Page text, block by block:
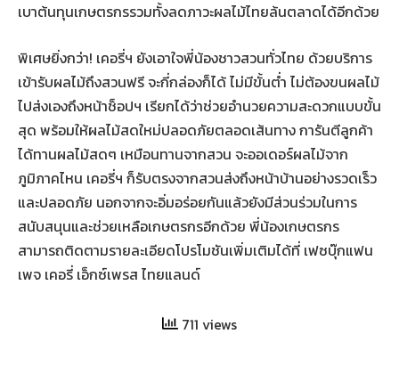
เบาต้นทุนเกษตรกรรวมทั้งลดภาวะผลไม้ไทยล้นตลาดได้อีกด้วย
พิเศษยิ่งกว่า! เคอรี่ฯ ยังเอาใจพี่น้องชาวสวนทั่วไทย ด้วยบริการ
เข้ารับผลไม้ถึงสวนฟรี จะกี่กล่องก็ได้ ไม่มีขั้นต่ำ ไม่ต้องขนผลไม้
ไปส่งเองถึงหน้าช็อปฯ เรียกได้ว่าช่วยอำนวยความสะดวกแบบขั้น
สุด พร้อมให้ผลไม้สดใหม่ปลอดภัยตลอดเส้นทาง การันตีลูกค้า
ได้ทานผลไม้สดๆ เหมือนทานจากสวน จะออเดอร์ผลไม้จาก
ภูมิภาคไหน เคอรี่ฯ ก็รับตรงจากสวนส่งถึงหน้าบ้านอย่างรวดเร็ว
และปลอดภัย นอกจากจะอิ่มอร่อยกันแล้วยังมีส่วนร่วมในการ
สนับสนุนและช่วยเหลือเกษตรกรอีกด้วย พี่น้องเกษตรกร
สามารถติดตามรายละเอียดโปรโมชันเพิ่มเติมได้ที่ เฟซบุ๊กแฟน
เพจ เคอรี่ เอ็กซ์เพรส ไทยแลนด์
711 views